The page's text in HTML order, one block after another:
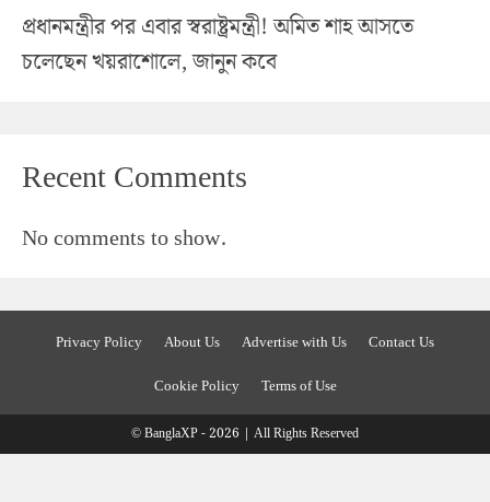
প্রধানমন্ত্রীর পর এবার স্বরাষ্ট্রমন্ত্রী! অমিত শাহ আসতে
চলেছেন খয়রাশোলে, জানুন কবে
Recent Comments
No comments to show.
Privacy Policy About Us Advertise with Us
Contact Us
Cookie Policy
Terms of Use
© BanglaXP - 2026 | All Rights Reserved